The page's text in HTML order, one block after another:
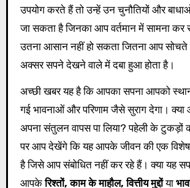
उपयोग करते हैं तो उन्हें उन चुनौतियों और
जा सकता है जिनका आप वर्तमान में सामना कर
उतना आसान नहीं हो सकता जितना आप सोचते
अक्सर सपने देखने वाले में दबा हुआ होता है।
अच्छी खबर यह है कि आपका सपना आपको
गई भावनाओं और परिणाम जैसे सुराग देगा। क्या
अपना संतुलन वापस पा लिया? पहेली के टुकड़ों
पर आप देखेंगे कि यह आपके जीवन की एक विशेष
है जिसे आप संबोधित नहीं कर रहे हैं। क्या यह
आपकेरिश्तों, काम के माहौल, वित्तीय मुद्दोंया